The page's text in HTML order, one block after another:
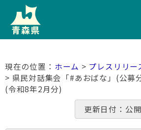
ホーム > プレスリリー
> 県民対話集会「#あおばな」(公募
(令和8年2月分)
更新日付：公